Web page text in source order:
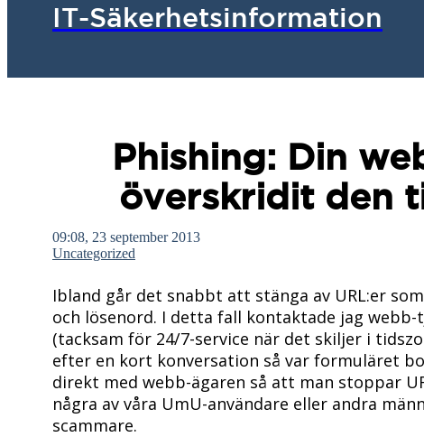
IT-Säkerhetsinformation
Phishing: Din
överskridit den
09:08, 23 september 2013
Uncategorized
Ibland går det snabbt att stänga av URL:er
och lösenord. I detta fall kontaktade jag
(tacksam för 24/7-service när det skiljer i
efter en kort konversation så var formuläret
direkt med webb-ägaren så att man stoppar
några av våra UmU-användare eller andra
scammare.